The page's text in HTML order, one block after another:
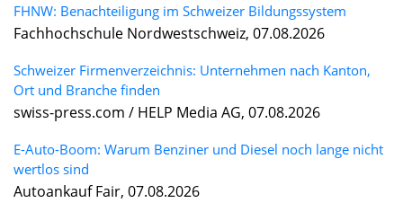
FHNW: Benachteiligung im Schweizer Bildungssystem
Fachhochschule Nordwestschweiz, 07.08.2026
Schweizer Firmenverzeichnis: Unternehmen nach Kanton,
Ort und Branche finden
swiss-press.com / HELP Media AG, 07.08.2026
E-Auto-Boom: Warum Benziner und Diesel noch lange nicht
wertlos sind
Autoankauf Fair, 07.08.2026